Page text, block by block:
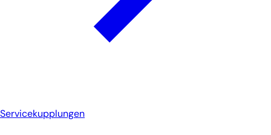
Servicekupplungen